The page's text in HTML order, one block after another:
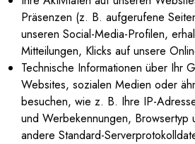
Präsenzen (z. B. aufgerufene
unseren Social-Media-Profilen,
Mitteilungen, Klicks auf unsere
Technische Informationen über Ihr
Websites, sozialen Medien oder
besuchen, wie z. B. Ihre IP-
und Werbekennungen, Browsertyp
andere Standard-